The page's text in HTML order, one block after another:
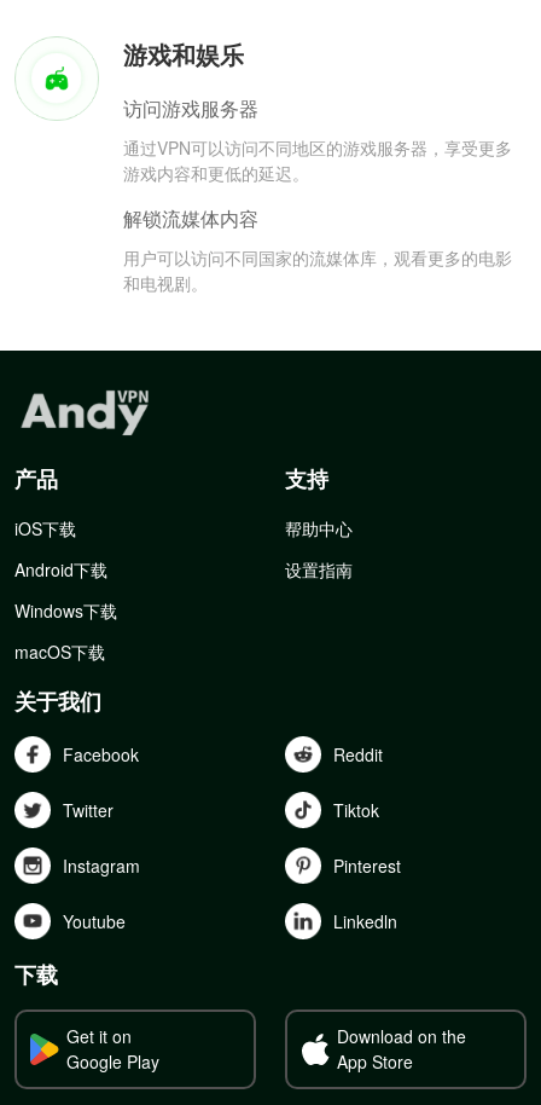
游戏和娱乐
访问游戏服务器
通过VPN可以访问不同地区的游戏服务器，享受更多
游戏内容和更低的延迟。
解锁流媒体内容
用户可以访问不同国家的流媒体库，观看更多的电影
和电视剧。
产品
iOS下载
Android下载
Windows下载
macOS下载
支持
帮助中心
设置指南
关于我们
Facebook Reddit
Twitter Tiktok
Instagram Pinterest
Youtube Linkedln
下载
Get it on
Google Play
Download on the
App Store